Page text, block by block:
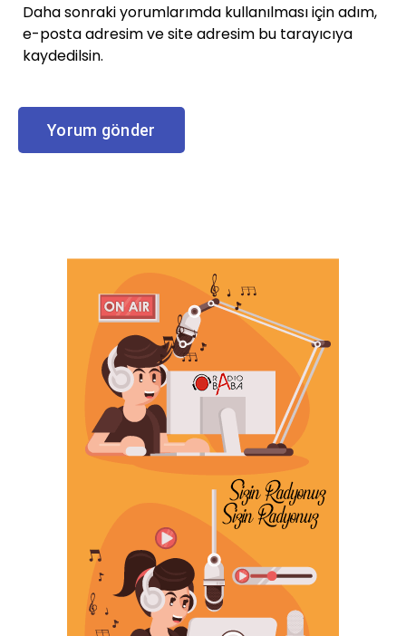
Daha sonraki yorumlarımda kullanılması için adım,
e-posta adresim ve site adresim bu tarayıcıya
kaydedilsin.